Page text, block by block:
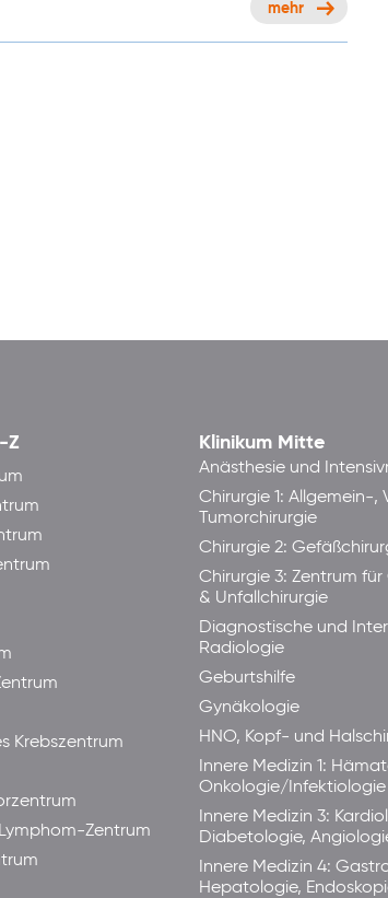
mehr
Z
Krebszentrum
Zentrum
Klinikum Mitte
Anästhesie und
Chirurgie 1: Allgemein-,
Tumorchirurgie
Chirurgie 2:
Chirurgie 3: Zentrum
& Unfallchirurgie
Diagnostische und
Radiologie
Geburtshilfe
Gynäkologie
HNO, Kopf- und
Innere Medizin 1:
Onkologie/Infektiologie
Innere Medizin 3:
Diabetologie,
Innere Medizin 4:
Hepatologie,